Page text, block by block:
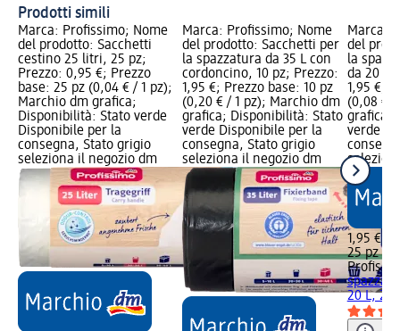
Prodotti simili
Marca: Profissimo; Nome
del prodotto: Sacchetti
cestino 25 litri, 25 pz;
Prezzo: 0,95 €; Prezzo
base: 25 pz (0,04 € / 1 pz);
Marchio dm grafica;
Disponibilità: Stato verde
Disponibile per la
consegna, Stato grigio
seleziona il negozio dm
Marca: Profissimo; Nome
del prodotto: Sacchetti per
la spazzatura da 35 L con
cordoncino, 10 pz; Prezzo:
1,95 €; Prezzo base: 10 pz
(0,20 € / 1 pz); Marchio dm
grafica; Disponibilità: Stato
verde Disponibile per la
consegna, Stato grigio
seleziona il negozio dm
Marca:
del
la
da 20 L,
1,95 €;
(0,08 € /
grafica;
verde
1,95 €
25 pz
20 L, 25